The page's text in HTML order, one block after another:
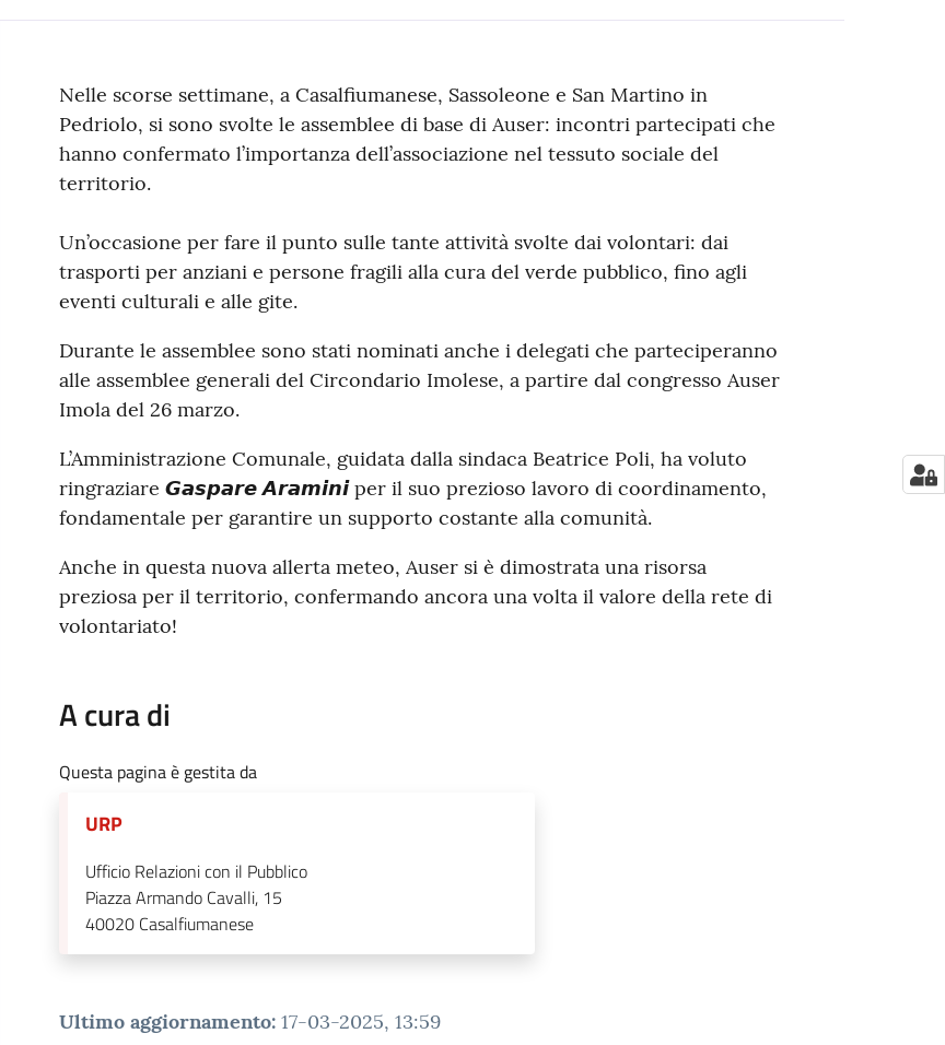
Contenuto
Nelle scorse settimane, a Casalfiumanese, Sassoleone e San Martino in
Pedriolo, si sono svolte le assemblee di base di Auser: incontri partecipati che
hanno confermato l’importanza dell’associazione nel tessuto sociale del
territorio.
Un’occasione per fare il punto sulle tante attività svolte dai volontari: dai
trasporti per anziani e persone fragili alla cura del verde pubblico, fino agli
eventi culturali e alle gite.
Durante le assemblee sono stati nominati anche i delegati che parteciperanno
alle assemblee generali del Circondario Imolese, a partire dal congresso Auser
Imola del 26 marzo.
L’Amministrazione Comunale, guidata dalla sindaca Beatrice Poli, ha voluto
ringraziare 𝙂𝙖𝙨𝙥𝙖𝙧𝙚 𝘼𝙧𝙖𝙢𝙞𝙣𝙞 per il suo prezioso lavoro di coordinamento,
fondamentale per garantire un supporto costante alla comunità.
Anche in questa nuova allerta meteo, Auser si è dimostrata una risorsa
preziosa per il territorio, confermando ancora una volta il valore della rete di
volontariato!
A cura di
Questa pagina è gestita da
URP
Ufficio Relazioni con il Pubblico
Piazza Armando Cavalli, 15
40020 Casalfiumanese
Ultimo aggiornamento: 17-03-2025, 13:59